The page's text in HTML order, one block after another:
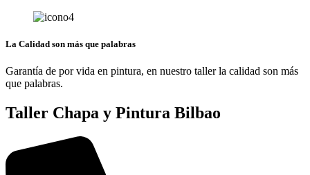
La Calidad son más que palabras
Garantía de por vida en pintura, en nuestro taller la calidad son más
que palabras.
Taller Chapa y Pintura Bilbao